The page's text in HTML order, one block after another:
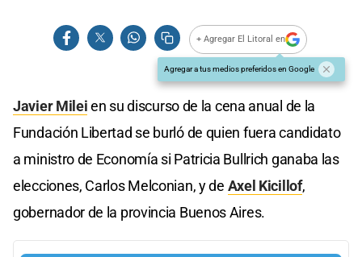
+ Agregar El Litoral en
Agregar a tus medios preferidos en Google
Javier Mileien su discurso de la cena anual de la
Fundación Libertad se burló de quien fuera candidato
a ministro de Economía si Patricia Bullrich ganaba las
elecciones, Carlos Melconian, y de Axel Kicillof,
gobernador de la provincia Buenos Aires.